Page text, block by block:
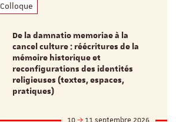
Colloque
De la damnatio memoriae à la
cancel culture : réécritures de la
mémoire historique et
reconfigurations des identités
religieuses (textes, espaces,
pratiques)
10
11 septembre 2026